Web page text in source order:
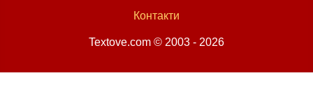
Контакти
Textove.com © 2003 - 2026